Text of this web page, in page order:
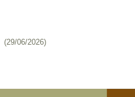
(29/06/2026)